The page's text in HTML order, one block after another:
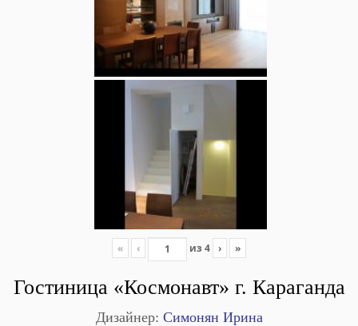
« ‹ из 4 › »
Гостиница «Космонавт» г. Караганда
Дизайнер: Симонян Ирина